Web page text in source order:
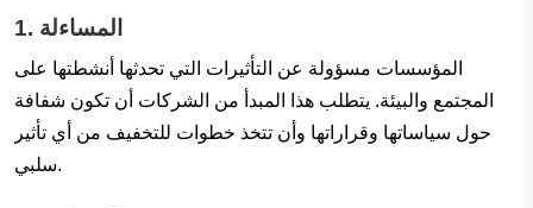
1. المساءلة
المؤسسات مسؤولة عن التأثيرات التي تحدثها أنشطتها على
المجتمع والبيئة. يتطلب هذا المبدأ من الشركات أن تكون شفافة
حول سياساتها وقراراتها وأن تتخذ خطوات للتخفيف من أي تأثير
سلبي.